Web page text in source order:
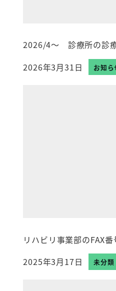
2026/4～ 診療所の診療
投稿日
2026年3月31日 お知ら
リハビリ事業部のFAX
投稿日
2025年3月17日 未分類